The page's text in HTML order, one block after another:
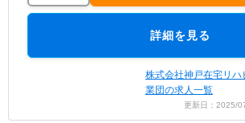
詳細を見る
株式会社神戸在宅リ
業団の求人一覧
更新日：2025/